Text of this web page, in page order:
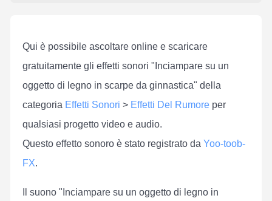
Qui è possibile ascoltare online e scaricare
gratuitamente gli effetti sonori "Inciampare su un
oggetto di legno in scarpe da ginnastica" della
categoria Effetti Sonori > Effetti Del Rumore per
qualsiasi progetto video e audio.
Questo effetto sonoro è stato registrato da Yoo-toob-
FX.
Il suono "Inciampare su un oggetto di legno in